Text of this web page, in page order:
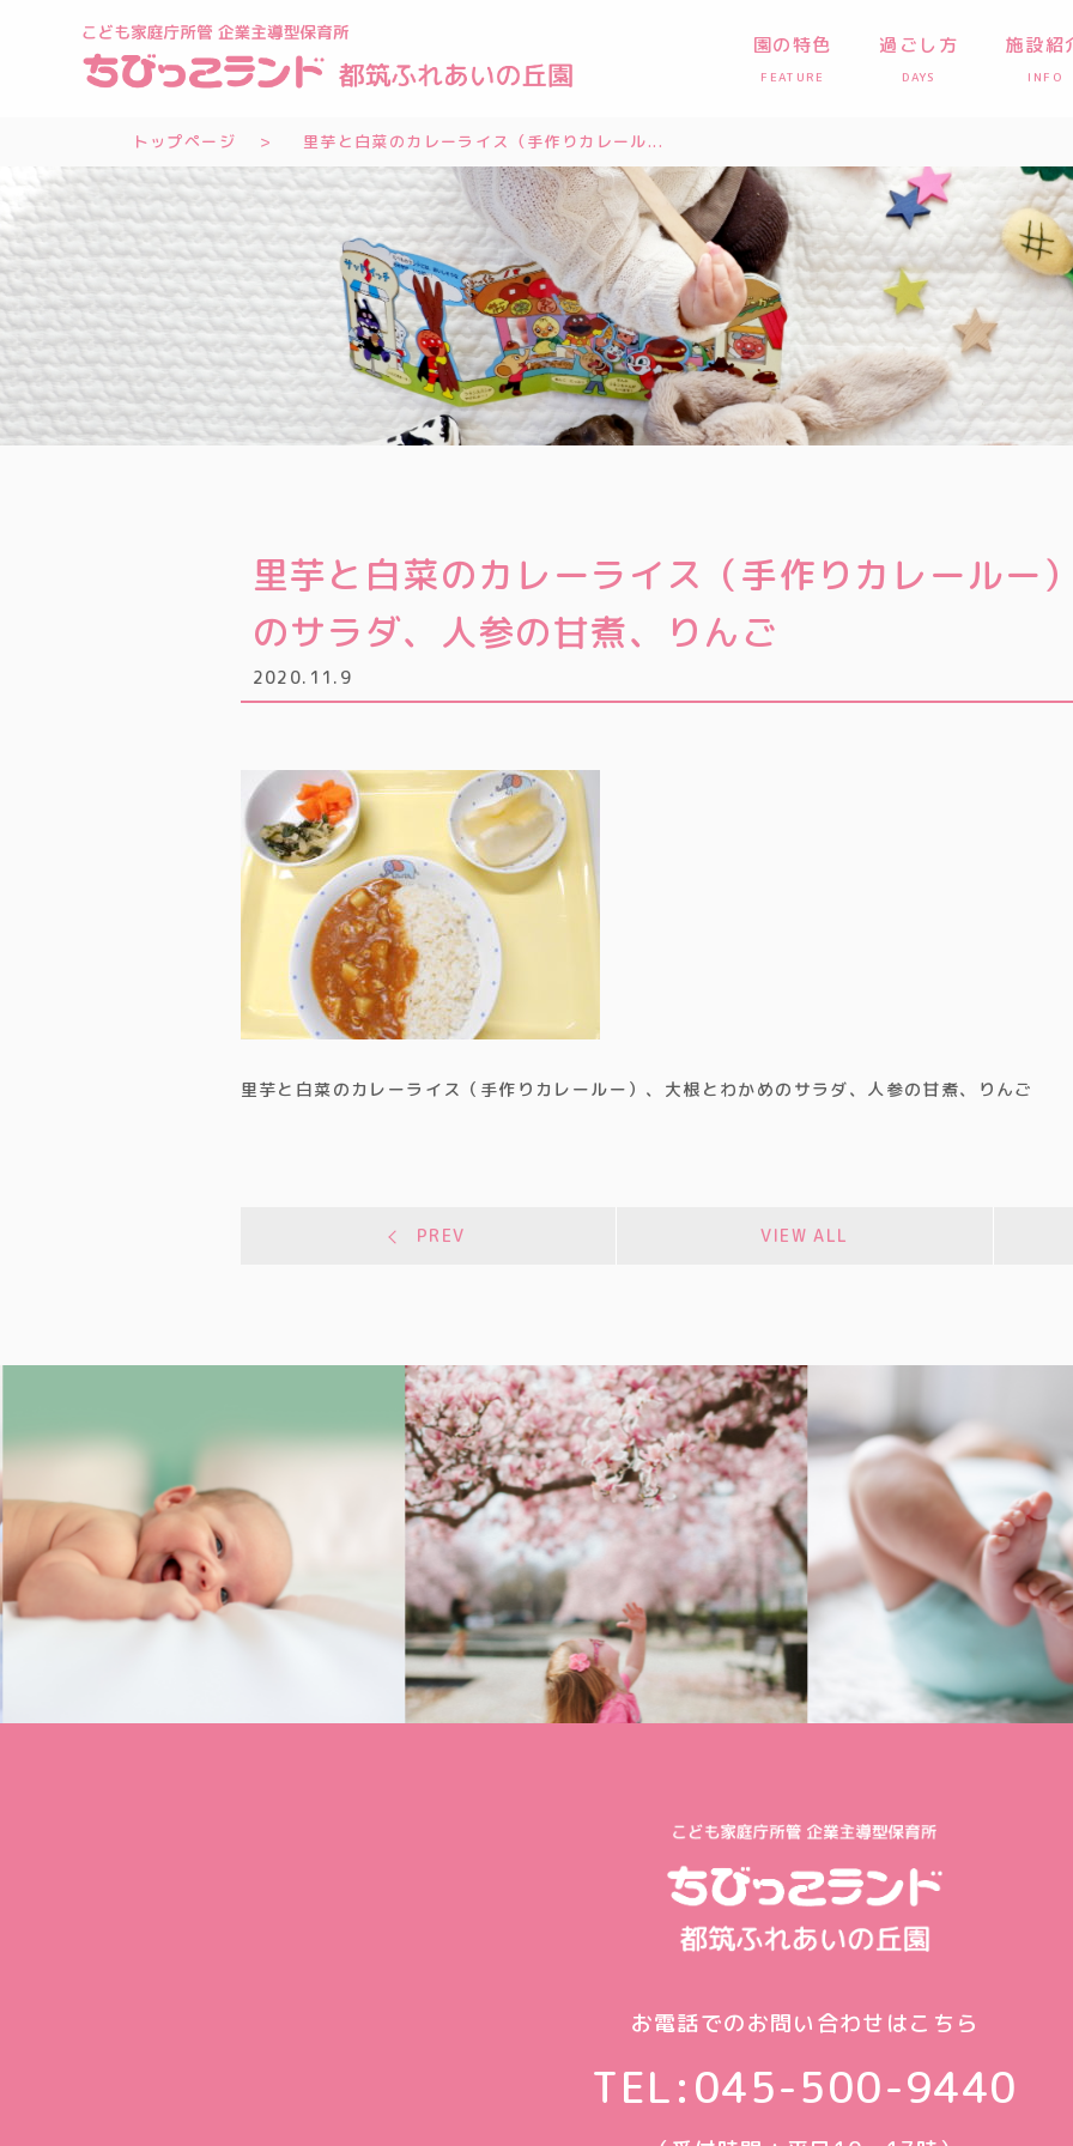
園の特色
FEATURE
過ごし方
DAYS
施設紹
INFO
トップページ 里芋と白菜のカレーライス（手作りカレール...
里芋と白菜のカレーライス（手作りカレールー
のサラダ、人参の甘煮、りんご
2020.11.9
里芋と白菜のカレーライス（手作りカレールー）、大根とわかめのサラダ、人参の甘煮、りんご
PREV VIEW ALL
お電話でのお問い合わせはこちら
TEL:045-500-9440